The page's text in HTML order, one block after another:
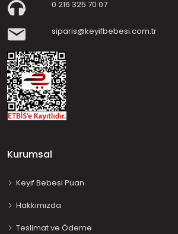
0 216 325 70 07
siparis@keyifbebesi.com.tr
Kurumsal
Keyif Bebesi Puan
Hakkımızda
Teslimat ve Ödeme